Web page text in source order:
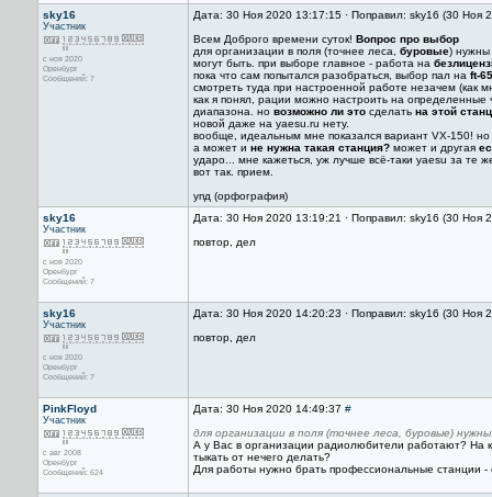
sky16
Участник
с ноя 2020
Оренбург
Сообщений: 7
Дата: 30 Ноя 2020 13:17:15 · Поправил: sky16 (30 Ноя
Всем Доброго времени суток! Вопрос про выбор
для организации в поля (точнее леса, буровые) нужны
могут быть. при выборе главное - работа на
пока что сам попытался разобраться, выбор пал на ft-
смотреть туда при настроенной работе незачем (как
как я понял, рации можно настроить на
диапазона. но возможно ли это сделать на этой
новой даже на yaesu.ru нету.
вообще, идеальным мне показался вариант VX-150! но
а может и не нужна такая станция? может и другая
ударо... мне кажеться, уж лучше всё-таки yaesu за те
вот так. прием.
упд (орфография)
sky16
Участник
с ноя 2020
Оренбург
Сообщений: 7
Дата: 30 Ноя 2020 13:19:21 · Поправил: sky16 (30 Ноя
повтор, дел
sky16
Участник
с ноя 2020
Оренбург
Сообщений: 7
Дата: 30 Ноя 2020 14:20:23 · Поправил: sky16 (30 Ноя
повтор, дел
PinkFloyd
Участник
с авг 2008
Оренбург
Сообщений: 624
Дата: 30 Ноя 2020 14:49:37 #
для организации в поля (точнее леса, буровые)
А у Вас в организации радиолюбители работают? На
тыкать от нечего делать?
Для работы нужно брать профессиональные станции -